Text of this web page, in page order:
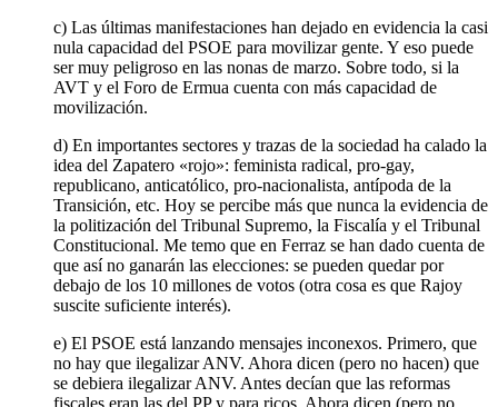
c) Las últimas manifestaciones han dejado en evidencia la casi
nula capacidad del PSOE para movilizar gente. Y eso puede
ser muy peligroso en las nonas de marzo. Sobre todo, si la
AVT y el Foro de Ermua cuenta con más capacidad de
movilización.
d) En importantes sectores y trazas de la sociedad ha calado la
idea del Zapatero «rojo»: feminista radical, pro-gay,
republicano, anticatólico, pro-nacionalista, antípoda de la
Transición, etc. Hoy se percibe más que nunca la evidencia de
la politización del Tribunal Supremo, la Fiscalía y el Tribunal
Constitucional. Me temo que en Ferraz se han dado cuenta de
que así no ganarán las elecciones: se pueden quedar por
debajo de los 10 millones de votos (otra cosa es que Rajoy
suscite suficiente interés).
e) El PSOE está lanzando mensajes inconexos. Primero, que
no hay que ilegalizar ANV. Ahora dicen (pero no hacen) que
se debiera ilegalizar ANV. Antes decían que las reformas
fiscales eran las del PP y para ricos. Ahora dicen (pero no